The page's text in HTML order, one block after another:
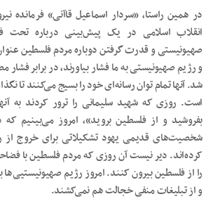
در همین راستا، «سردار اسماعیل قاآنی» فرمانده
انقلاب اسلامی در یک پیش‌بینی درباره تحت
صهیونیستی و قدرت گرفتن دوباره مردم فلسطین
و رژیم صهیونیستی به ما فشار بیاورند، در برابر فشار
شد. آنها تمام توان رسانه‌ای خود را بسیج می‌کنند تا
است. روزی که شهید سلیمانی را ترور کردند به
بفروشید و از فلسطین بروید»، امروز می‌بینیم
شخصیت‌های قدیمی یهود تشکیلاتی برای خروج از
کرده‌اند. دیر نیست آن روزی که مردم فلسطین با
را از فلسطین بیرون کنند. امروز رژیم
و از تبلیغات منفی خجالت هم نمی‌کشند.